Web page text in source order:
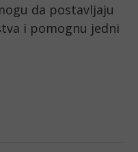
da postavljaju
i pomognu jedni